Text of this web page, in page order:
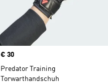
Price
€ 30
Predator Training
Torwarthandschuh